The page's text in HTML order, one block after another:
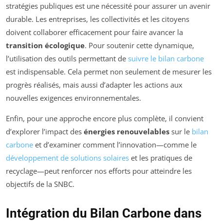
stratégies publiques est une nécessité pour assurer un avenir
durable. Les entreprises, les collectivités et les citoyens
doivent collaborer efficacement pour faire avancer la
transition écologique. Pour soutenir cette dynamique,
l’utilisation des outils permettant de suivre le bilan carbone
est indispensable. Cela permet non seulement de mesurer les
progrès réalisés, mais aussi d’adapter les actions aux
nouvelles exigences environnementales.
Enfin, pour une approche encore plus complète, il convient
d’explorer l’impact des énergies renouvelables sur le bilan
carbone et d’examiner comment l’innovation—comme le
développement de solutions solaires et les pratiques de
recyclage—peut renforcer nos efforts pour atteindre les
objectifs de la SNBC.
Intégration du Bilan Carbone dans